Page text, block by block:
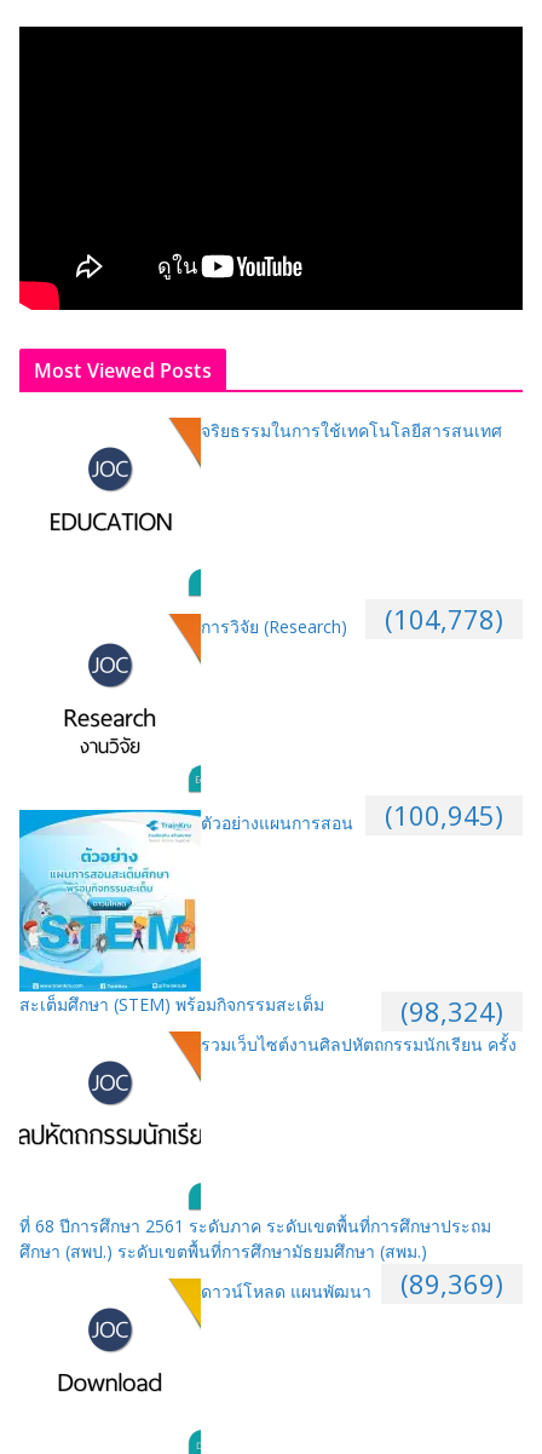
Most Viewed Posts
จริยธรรมในการใช้เทคโนโลยีสารสนเทศ
(104,778)
การวิจัย (Research)
(100,945)
ตัวอย่างแผนการสอน
สะเต็มศึกษา (STEM) พร้อมกิจกรรมสะเต็ม (98,324)
รวมเว็บไซต์งานศิลปหัตถกรรมนักเรียน ครั้ง
ที่ 68 ปีการศึกษา 2561 ระดับภาค ระดับเขตพื้นที่การศึกษาประถม
ศึกษา (สพป.) ระดับเขตพื้นที่การศึกษามัธยมศึกษา (สพม.)
(89,369)
ดาวน์โหลด แผนพัฒนา